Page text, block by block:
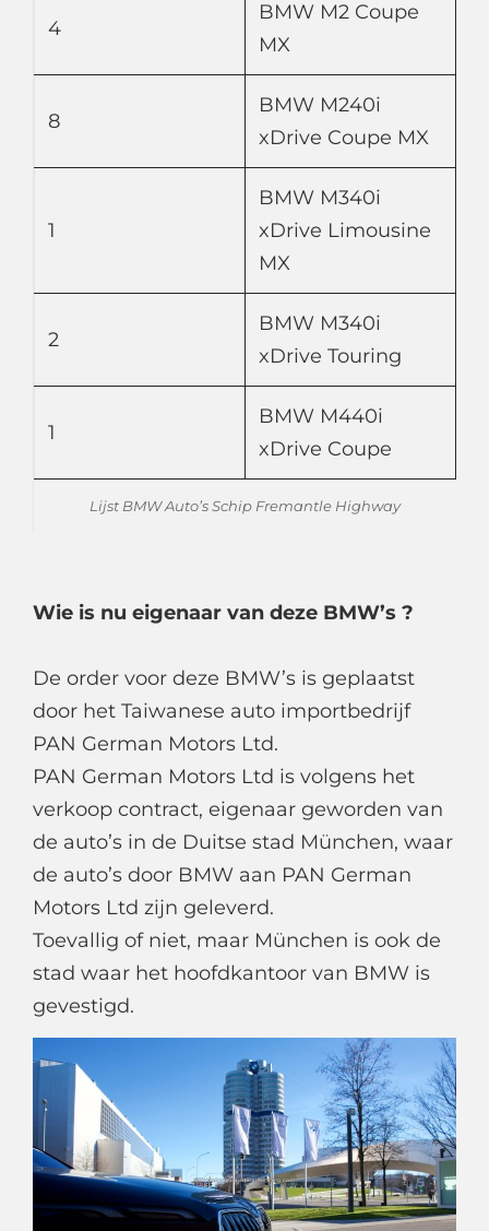
4
BMW M2 Coupe
MX
8
BMW M240i
xDrive Coupe MX
1
BMW M340i
xDrive Limousine
MX
2
BMW M340i
xDrive Touring
1
BMW M440i
xDrive Coupe
Lijst BMW Auto’s Schip Fremantle Highway
Wie is nu eigenaar van deze BMW’s ?
De order voor deze BMW’s is geplaatst
door het Taiwanese auto importbedrijf
PAN German Motors Ltd.
PAN German Motors Ltd is volgens het
verkoop contract, eigenaar geworden van
de auto’s in de Duitse stad München, waar
de auto’s door BMW aan PAN German
Motors Ltd zijn geleverd.
Toevallig of niet, maar München is ook de
stad waar het hoofdkantoor van BMW is
gevestigd.